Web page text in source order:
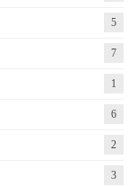
5
7
1
6
2
3